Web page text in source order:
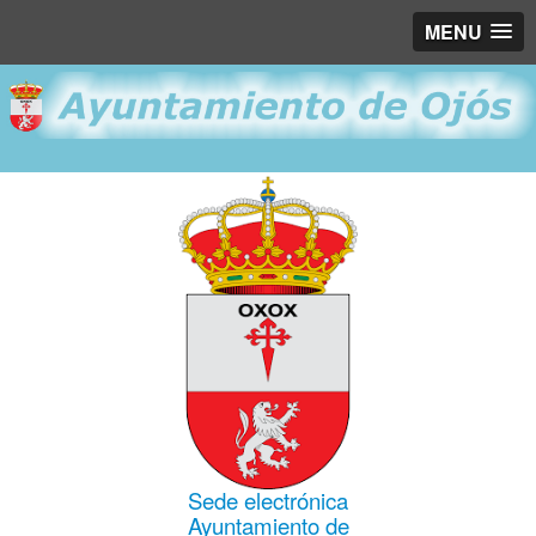
MENU
Sede electrónica
Ayuntamiento de